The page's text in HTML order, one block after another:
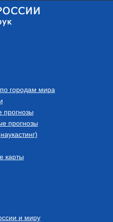
городам мира
прогнозы
прогнозы
карты
и миру